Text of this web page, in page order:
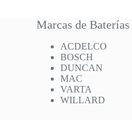
Marcas de Baterías
ACDELCO
BOSCH
DUNCAN
MAC
VARTA
WILLARD